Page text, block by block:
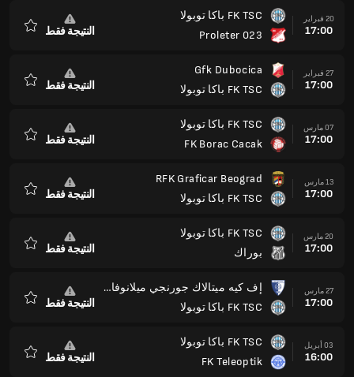
20 فبراير
17:00
FK TSC باكا توبولا
Proleter 023
النتيجة فقط
27 فبراير
17:00
Gfk Dubocica
FK TSC باكا توبولا
النتيجة فقط
07 مارس
17:00
FK TSC باكا توبولا
FK Borac Cacak
النتيجة فقط
13 مارس
17:00
RFK Graficar Beograd
FK TSC باكا توبولا
النتيجة فقط
20 مارس
17:00
FK TSC باكا توبولا
بوراك
النتيجة فقط
27 مارس
17:00
إف كيه ميتالاك جورنجي ميلانوفاك
FK TSC باكا توبولا
النتيجة فقط
03 أبريل
16:00
FK TSC باكا توبولا
FK Teleoptik
النتيجة فقط